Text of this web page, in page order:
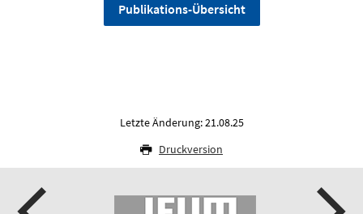
Publikations-Übersicht
Letzte Änderung: 21.08.25
Druckversion